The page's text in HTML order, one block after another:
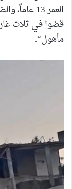
العمر 13
قضوا في ثلاث
مأهول“.